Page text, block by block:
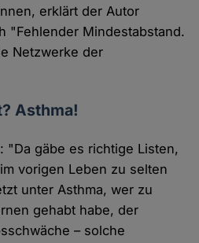
erklärt der Autor
"Fehlender Mindestabstand.
Netzwerke der
Asthma!​
"Da gäbe es richtige Listen,
vorigen Leben zu selten
unter Asthma, wer zu
gehabt habe, der
– solche